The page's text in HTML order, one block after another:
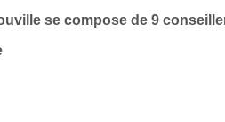
se compose de 9